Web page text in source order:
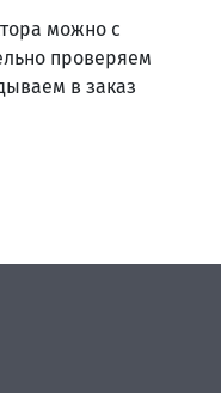
можно с
проверяем
в заказ